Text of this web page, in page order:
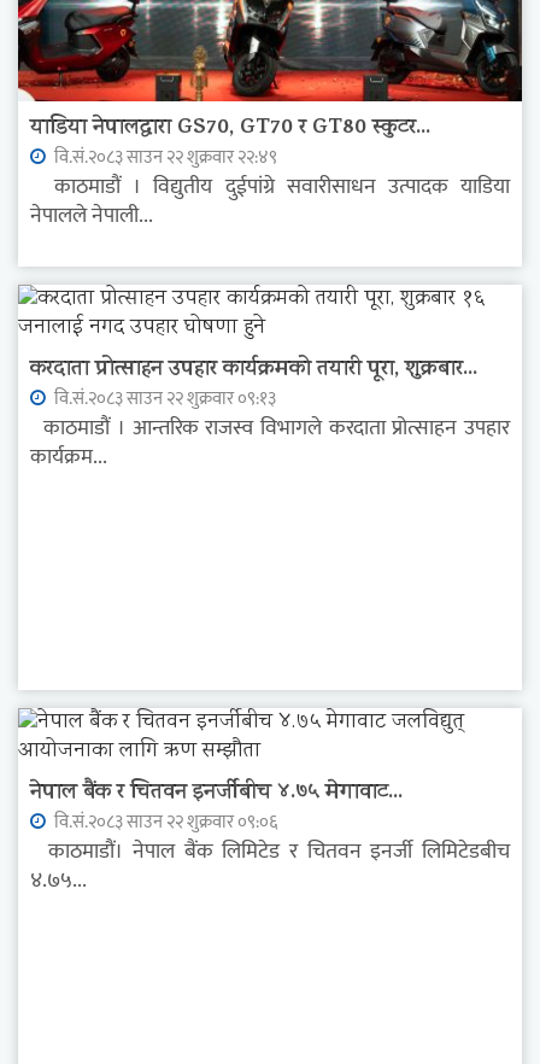
याडिया नेपालद्वारा GS70, GT70 र GT80 स्कुटर...
वि.सं.२०८३ साउन २२ शुक्रवार २२:४९
काठमाडौं । विद्युतीय दुईपांग्रे सवारीसाधन उत्पादक याडिया
नेपालले नेपाली...
करदाता प्रोत्साहन उपहार कार्यक्रमको तयारी पूरा, शुक्रबार...
वि.सं.२०८३ साउन २२ शुक्रवार ०९:१३
काठमाडौं । आन्तरिक राजस्व विभागले करदाता प्रोत्साहन उपहार
कार्यक्रम...
नेपाल बैंक र चितवन इनर्जीबीच ४.७५ मेगावाट...
वि.सं.२०८३ साउन २२ शुक्रवार ०९:०६
काठमाडौं। नेपाल बैंक लिमिटेड र चितवन इनर्जी लिमिटेडबीच
४.७५...